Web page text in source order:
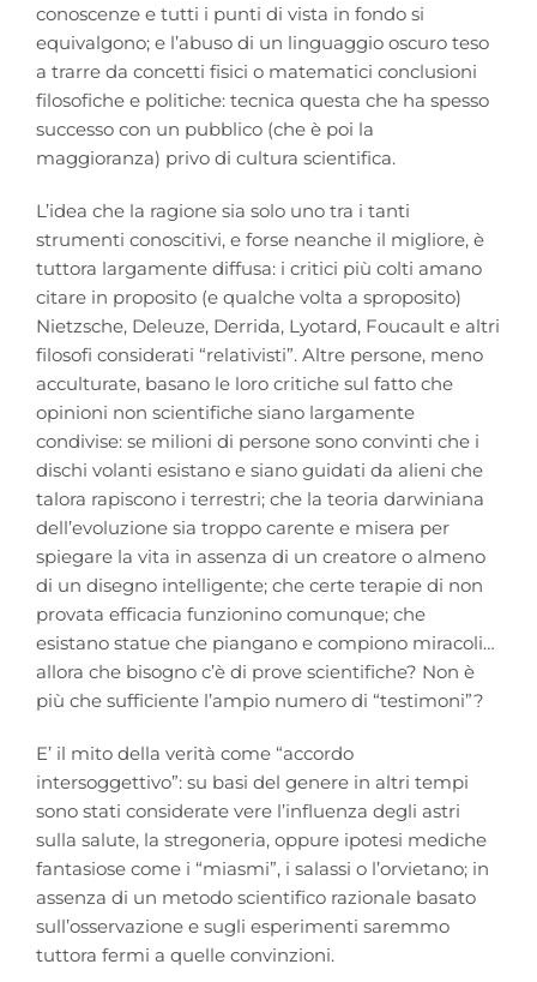
conoscenze e tutti i punti di vista in fondo si
equivalgono; e l’abuso di un linguaggio oscuro teso
a trarre da concetti fisici o matematici conclusioni
filosofiche e politiche: tecnica questa che ha spesso
successo con un pubblico (che è poi la
maggioranza) privo di cultura scientifica.
L’idea che la ragione sia solo uno tra i tanti
strumenti conoscitivi, e forse neanche il migliore, è
tuttora largamente diffusa: i critici più colti amano
citare in proposito (e qualche volta a sproposito)
Nietzsche, Deleuze, Derrida, Lyotard, Foucault e altri
filosofi considerati “relativisti”. Altre persone, meno
acculturate, basano le loro critiche sul fatto che
opinioni non scientifiche siano largamente
condivise: se milioni di persone sono convinti che i
dischi volanti esistano e siano guidati da alieni che
talora rapiscono i terrestri; che la teoria darwiniana
dell’evoluzione sia troppo carente e misera per
spiegare la vita in assenza di un creatore o almeno
di un disegno intelligente; che certe terapie di non
provata efficacia funzionino comunque; che
esistano statue che piangano e compiono miracoli…
allora che bisogno c’è di prove scientifiche? Non è
più che sufficiente l’ampio numero di “testimoni”?
E’ il mito della verità come “accordo
intersoggettivo”: su basi del genere in altri tempi
sono stati considerate vere l’influenza degli astri
sulla salute, la stregoneria, oppure ipotesi mediche
fantasiose come i “miasmi”, i salassi o l’orvietano; in
assenza di un metodo scientifico razionale basato
sull’osservazione e sugli esperimenti saremmo
tuttora fermi a quelle convinzioni.